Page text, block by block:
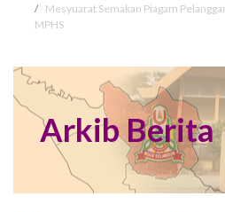
Mesyuarat Semakan Piagam
MPHS
Arkib Berita